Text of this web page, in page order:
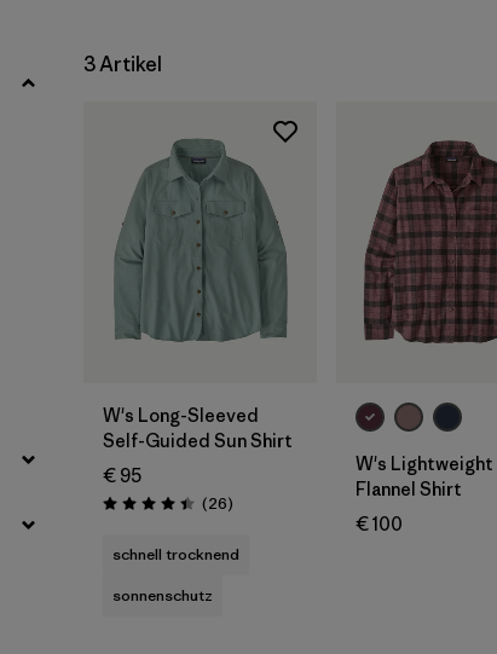
Filter by3 Artikel
W's Long-Sleeved
Self-Guided Sun Shirt
€ 95
Bewertung: 4.4 / 5
(26Rezensionen
)
schnell trocknend
sonnenschutz
W's Lightweight
Flannel Shirt
€ 100